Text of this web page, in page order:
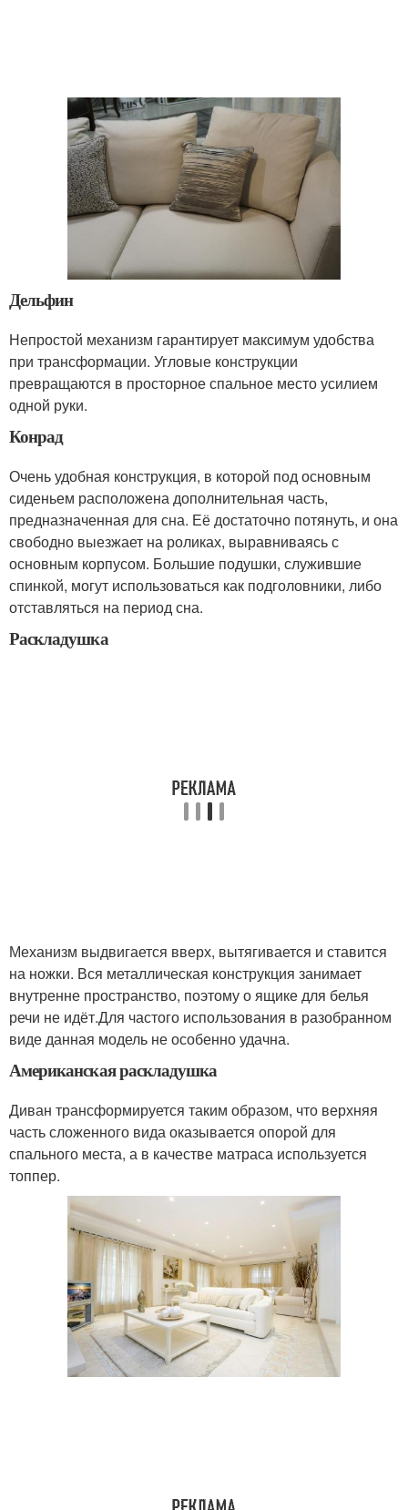
Дельфин
Непростой механизм гарантирует максимум удобства
при трансформации. Угловые конструкции
превращаются в просторное спальное место усилием
одной руки.
Конрад
Очень удобная конструкция, в которой под основным
сиденьем расположена дополнительная часть,
предназначенная для сна. Её достаточно потянуть, и она
свободно выезжает на роликах, выравниваясь с
основным корпусом. Большие подушки, служившие
спинкой, могут использоваться как подголовники, либо
отставляться на период сна.
Раскладушка
Механизм выдвигается вверх, вытягивается и ставится
на ножки. Вся металлическая конструкция занимает
внутренне пространство, поэтому о ящике для белья
речи не идёт.Для частого использования в разобранном
виде данная модель не особенно удачна.
Американская раскладушка
Диван трансформируется таким образом, что верхняя
часть сложенного вида оказывается опорой для
спального места, а в качестве матраса используется
топпер.